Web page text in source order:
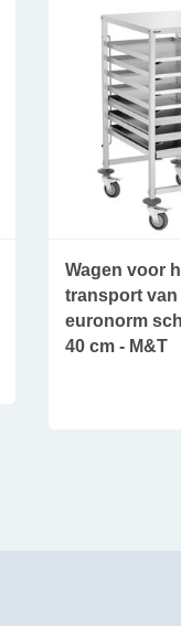
Wagen voor
transport van
euronorm
40 cm - M&T